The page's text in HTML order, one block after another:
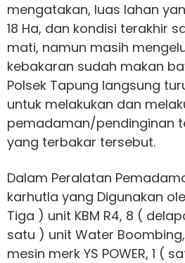
mengatakan, luas lahan
18 Ha, dan kondisi terakhir
mati, namun masih
kebakaran sudah makan
Polsek Tapung langsung
untuk melakukan dan
pemadaman/pendinginan
yang terbakar tersebut.
Dalam Peralatan
karhutla yang Digunakan
Tiga ) unit KBM R4, 8 (
satu ) unit Water
mesin merk YS POWER, 1 (